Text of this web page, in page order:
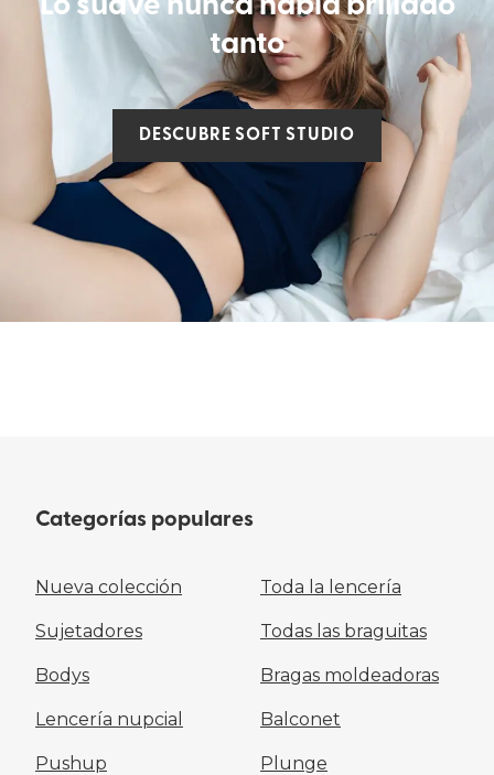
Lo suave nunca había brillado
tanto
DESCUBRE SOFT STUDIO
Categorías populares
Nueva colección Toda la lencería
Sujetadores Todas las braguitas
Bodys Bragas moldeadoras
Lencería nupcial Balconet
Pushup Plunge